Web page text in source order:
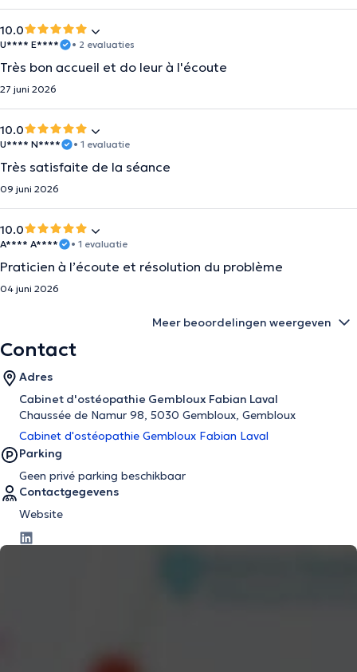
10.0
U**** E**** • 2 evaluaties
Très bon accueil et do leur à l'écoute
27 juni 2026
10.0
U**** N**** • 1 evaluatie
Très satisfaite de la séance
09 juni 2026
10.0
A**** A**** • 1 evaluatie
Praticien à l’écoute et résolution du problème
04 juni 2026
Meer beoordelingen weergeven
Contact
Adres
Cabinet d'ostéopathie Gembloux Fabian Laval
Chaussée de Namur 98, 5030 Gembloux, Gembloux
Cabinet d'ostéopathie Gembloux Fabian Laval
Parking
Geen privé parking beschikbaar
Contactgegevens
Website